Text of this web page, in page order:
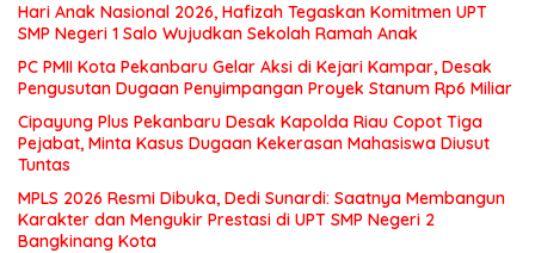
Hari Anak Nasional 2026, Hafizah Tegaskan Komitmen UPT
SMP Negeri 1 Salo Wujudkan Sekolah Ramah Anak
PC PMII Kota Pekanbaru Gelar Aksi di Kejari Kampar, Desak
Pengusutan Dugaan Penyimpangan Proyek Stanum Rp6 Miliar
Cipayung Plus Pekanbaru Desak Kapolda Riau Copot Tiga
Pejabat, Minta Kasus Dugaan Kekerasan Mahasiswa Diusut
Tuntas
MPLS 2026 Resmi Dibuka, Dedi Sunardi: Saatnya Membangun
Karakter dan Mengukir Prestasi di UPT SMP Negeri 2
Bangkinang Kota